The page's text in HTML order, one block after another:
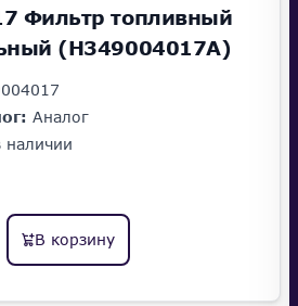
Фильтр топливный
(H349004017A)
Аналог
наличии
В корзину